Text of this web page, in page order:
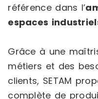
référence dans l’
espaces
Grâce à une
métiers et des
clients, SETAM
complète de